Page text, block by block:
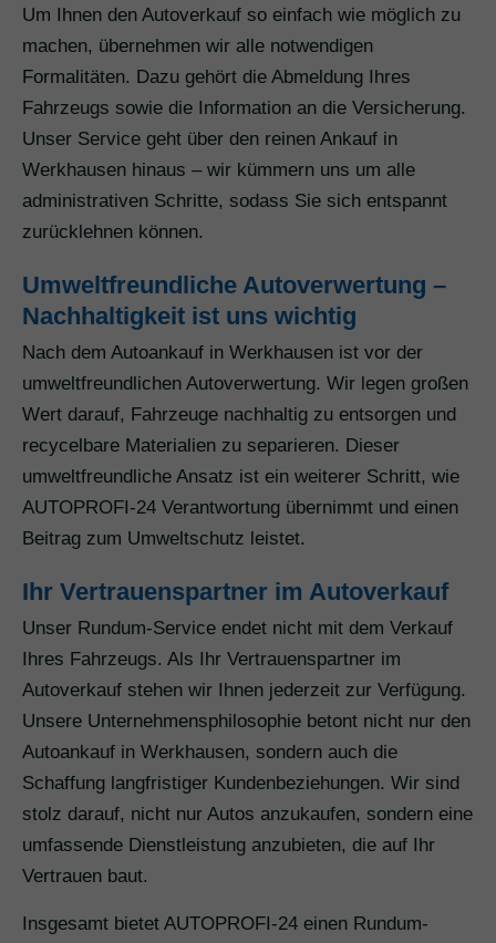
Um Ihnen den Autoverkauf so einfach wie möglich zu
machen, übernehmen wir alle notwendigen
Formalitäten. Dazu gehört die Abmeldung Ihres
Fahrzeugs sowie die Information an die Versicherung.
Unser Service geht über den reinen Ankauf in
Werkhausen hinaus – wir kümmern uns um alle
administrativen Schritte, sodass Sie sich entspannt
zurücklehnen können.
Umweltfreundliche Autoverwertung –
Nachhaltigkeit ist uns wichtig
Nach dem Autoankauf in Werkhausen ist vor der
umweltfreundlichen Autoverwertung. Wir legen großen
Wert darauf, Fahrzeuge nachhaltig zu entsorgen und
recycelbare Materialien zu separieren. Dieser
umweltfreundliche Ansatz ist ein weiterer Schritt, wie
AUTOPROFI-24 Verantwortung übernimmt und einen
Beitrag zum Umweltschutz leistet.
Ihr Vertrauenspartner im Autoverkauf
Unser Rundum-Service endet nicht mit dem Verkauf
Ihres Fahrzeugs. Als Ihr Vertrauenspartner im
Autoverkauf stehen wir Ihnen jederzeit zur Verfügung.
Unsere Unternehmensphilosophie betont nicht nur den
Autoankauf in Werkhausen, sondern auch die
Schaffung langfristiger Kundenbeziehungen. Wir sind
stolz darauf, nicht nur Autos anzukaufen, sondern eine
umfassende Dienstleistung anzubieten, die auf Ihr
Vertrauen baut.
Insgesamt bietet AUTOPROFI-24 einen Rundum-